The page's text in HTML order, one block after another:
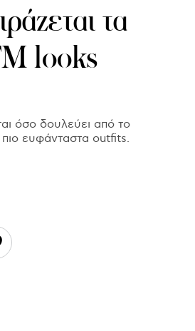
τα
looks
όσο δουλεύει από το
πιο ευφάνταστα outfits.